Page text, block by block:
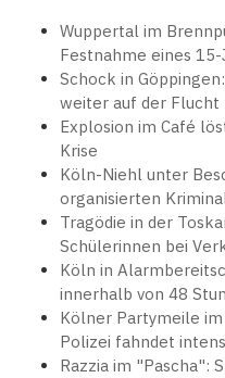
Wuppertal im
Festnahme eines
Schock in
weiter auf der Flucht
Explosion im Café
Krise
Köln-Niehl unter
organisierten
Tragödie in der
Schülerinnen bei
Köln in
innerhalb von 48
Kölner Partymeile
Polizei fahndet
Razzia im "Pascha":